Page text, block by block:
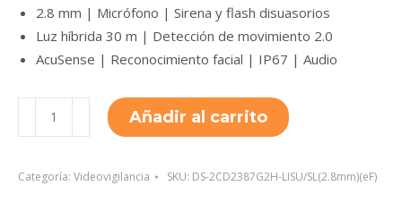
2.8 mm | Micrófono | Sirena y flash disuasorios
Luz híbrida 30 m | Detección de movimiento 2.0
AcuSense | Reconocimiento facial | IP67 | Audio
2CD2387G2H-
(eF)
Añadir al carrito
Categoría: Videovigilancia SKU: DS-2CD2387G2H-LISU/SL(2.8mm)(eF)